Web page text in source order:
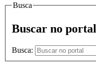
Busca
Buscar no portal
Busca: